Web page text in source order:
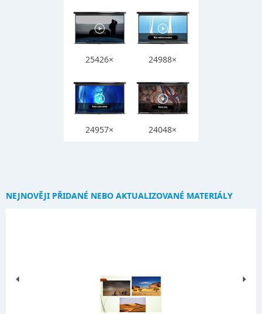
25426× 24988×
24957× 24048×
NEJNOVĚJI PŘIDANÉ NEBO AKTUALIZOVANÉ MATERIÁLY